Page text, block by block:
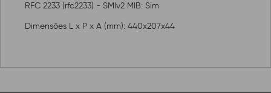
RFC 2233 (rfc2233) - SMIv2 MIB: Sim
Dimensões L x P x A (mm): 440x207x44